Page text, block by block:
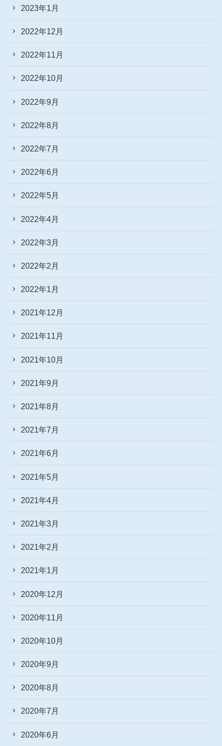
2023年1月
2022年12月
2022年11月
2022年10月
2022年9月
2022年8月
2022年7月
2022年6月
2022年5月
2022年4月
2022年3月
2022年2月
2022年1月
2021年12月
2021年11月
2021年10月
2021年9月
2021年8月
2021年7月
2021年6月
2021年5月
2021年4月
2021年3月
2021年2月
2021年1月
2020年12月
2020年11月
2020年10月
2020年9月
2020年8月
2020年7月
2020年6月